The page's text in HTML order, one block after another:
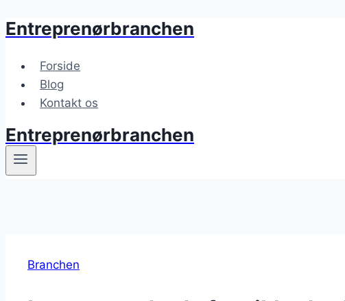
Fortsæt
indhold
Entreprenørbranchen
Forside
Blog
Kontakt os
Entreprenørbranchen
Branchen